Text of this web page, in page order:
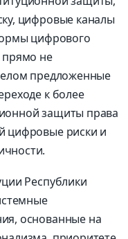
цифровые каналы
цифрового
прямо не
предложенные
к более
защиты права
цифровые риски и
Республики
основанные на